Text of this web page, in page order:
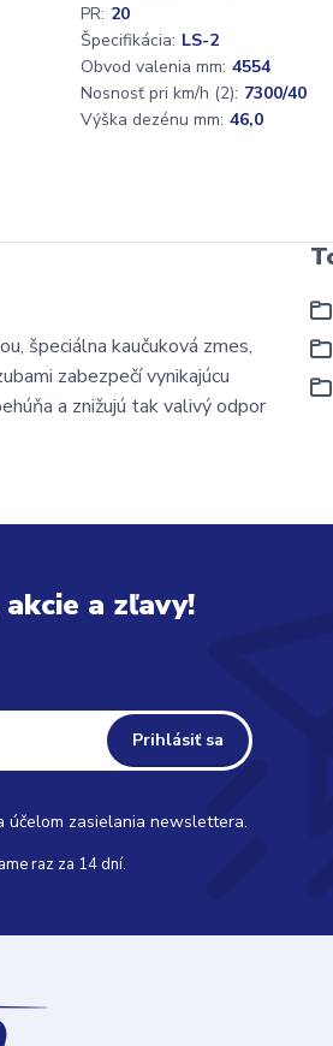
PR: 20
Špecifikácia: LS-2
Obvod valenia mm: 4554
Nosnosť pri km/h (2): 7300/40
Výška dezénu mm: 46,0
špeciálna kaučuková zmes,
zabezpečí vynikajúcu
a znižujú tak valivý odpor
a zľavy!
Prihlásiť sa
účelom zasielania newslettera.
raz za 14 dní.